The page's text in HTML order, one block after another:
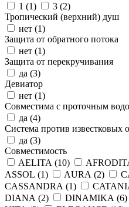
1 (1) 3 (2)
Тропический (верхний) душ
нет (1)
Защита от обратного потока
нет (1)
Защита от перекручивания
да (3)
Девиатор
нет (1)
Совместима с проточным
да (4)
Система против известковых
да (3)
Совместимость
AELITA (10)
ASSOL (1) AURA (2)
CASSANDRA (1)
DIANA (2) DINAMIKA (6)